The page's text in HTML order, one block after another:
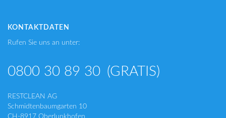
KONTAKTDATEN
Rufen Sie uns an unter:
0800 30 89 30 (GRATIS)
RESTCLEAN AG
Schmidtenbaumgarten 10
CH-8917 Oberlunkhofen